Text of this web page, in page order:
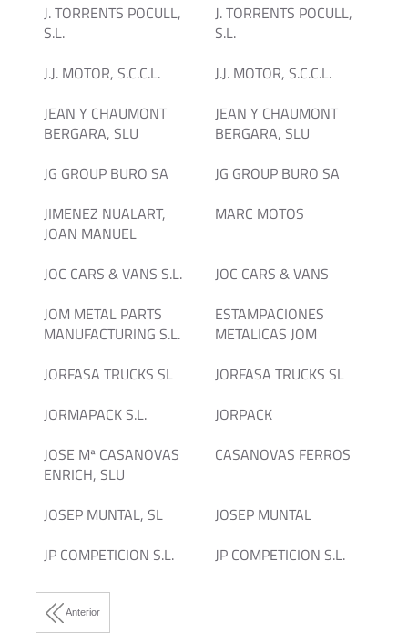
J. TORRENTS POCULL,
S.L.
J. TORRENTS POCULL,
S.L.
J.J. MOTOR, S.C.C.L.
J.J. MOTOR, S.C.C.L.
JEAN Y CHAUMONT
BERGARA, SLU
JEAN Y CHAUMONT
BERGARA, SLU
JG GROUP BURO SA
JG GROUP BURO SA
JIMENEZ NUALART,
JOAN MANUEL
MARC MOTOS
JOC CARS & VANS S.L.
JOC CARS & VANS
JOM METAL PARTS
MANUFACTURING S.L.
ESTAMPACIONES
METALICAS JOM
JORFASA TRUCKS SL
JORFASA TRUCKS SL
JORMAPACK S.L.
JORPACK
JOSE Mª CASANOVAS
ENRICH, SLU
CASANOVAS FERROS
JOSEP MUNTAL, SL
JOSEP MUNTAL
JP COMPETICION S.L.
JP COMPETICION S.L.
Anterior